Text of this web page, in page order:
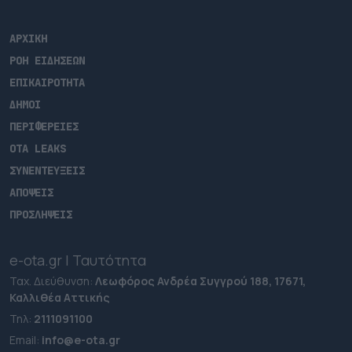
ΑΡΧΙΚΗ
ΡΟΗ ΕΙΔΗΣΕΩΝ
ΕΠΙΚΑΙΡΟΤΗΤΑ
ΔΗΜΟΙ
ΠΕΡΙΦΕΡΕΙΕΣ
OTA LEAKS
ΣΥΝΕΝΤΕΥΞΕΙΣ
ΑΠΟΨΕΙΣ
ΠΡΟΣΛΗΨΕΙΣ
e-ota.gr | Ταυτότητα
Ταχ. Διεύθυνση: Λεωφόρος Ανδρέα Συγγρού 188, 17671,
Καλλιθέα Αττικής
Τηλ: 2111091100
Εmail: info@e-ota.gr